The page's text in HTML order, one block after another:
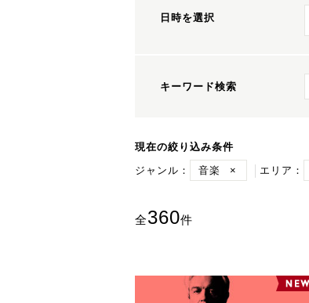
日時を選択
キーワード検索
現在の絞り込み条件
ジャンル：
音楽 × エリア：
全360件